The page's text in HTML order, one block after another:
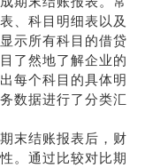
、科目明细表以及
示所有科目的借贷
了然地了解企业的
每个科目的具体明
数据进行了分类汇
期末结账报表后，财
。通过比较对比期